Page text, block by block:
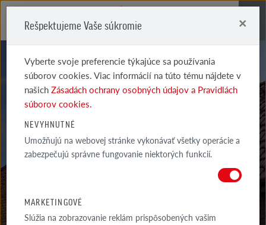
STREŠNÉ DOPLNKY
Rešpektujeme Vaše súkromie ×
Vyberte svoje preferencie týkajúce sa používania
súborov cookies. Viac informácií na túto tému nájdete v
našichZásadách ochrany osobných údajov a Pravidlách
súborov cookies.
NEVYHNUTNÉ
Umožňujú na webovej stránke vykonávať všetky operácie a
zabezpečujú správne fungovanie niektorých funkcií.
MARKETINGOVÉ
Slúžia na zobrazovanie reklám prispôsobených vašim